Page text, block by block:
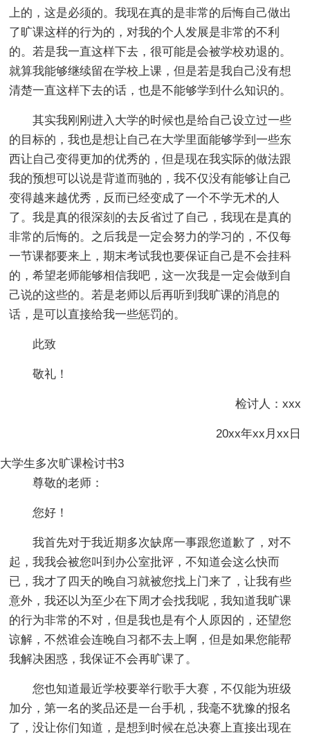
上的，这是必须的。我现在真的是非常的后悔自己做出
了旷课这样的行为的，对我的个人发展是非常的不利
的。若是我一直这样下去，很可能是会被学校劝退的。
就算我能够继续留在学校上课，但是若是我自己没有想
清楚一直这样下去的话，也是不能够学到什么知识的。
其实我刚刚进入大学的时候也是给自己设立过一些
的目标的，我也是想让自己在大学里面能够学到一些东
西让自己变得更加的优秀的，但是现在我实际的做法跟
我的预想可以说是背道而驰的，我不仅没有能够让自己
变得越来越优秀，反而已经变成了一个不学无术的人
了。我是真的很深刻的去反省过了自己，我现在是真的
非常的后悔的。之后我是一定会努力的学习的，不仅每
一节课都要来上，期末考试我也要保证自己是不会挂科
的，希望老师能够相信我吧，这一次我是一定会做到自
己说的这些的。若是老师以后再听到我旷课的消息的
话，是可以直接给我一些惩罚的。
此致
敬礼！
检讨人：xxx
20xx年xx月xx日
大学生多次旷课检讨书3
尊敬的老师：
您好！
我首先对于我近期多次缺席一事跟您道歉了，对不
起，我我会被您叫到办公室批评，不知道会这么快而
已，我才了四天的晚自习就被您找上门来了，让我有些
意外，我还以为至少在下周才会找我呢，我知道我旷课
的行为非常的不对，但是我也是有个人原因的，还望您
谅解，不然谁会连晚自习都不去上啊，但是如果您能帮
我解决困惑，我保证不会再旷课了。
您也知道最近学校要举行歌手大赛，不仅能为班级
加分，第一名的奖品还是一台手机，我毫不犹豫的报名
了，没让你们知道，是想到时候在总决赛上直接出现在